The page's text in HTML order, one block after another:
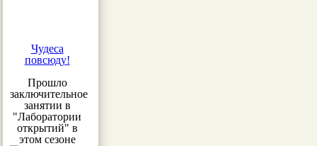
Чудеса
повсюду!
Прошло
заключительное
занятии в
"Лаборатории
открытий" в
этом сезоне